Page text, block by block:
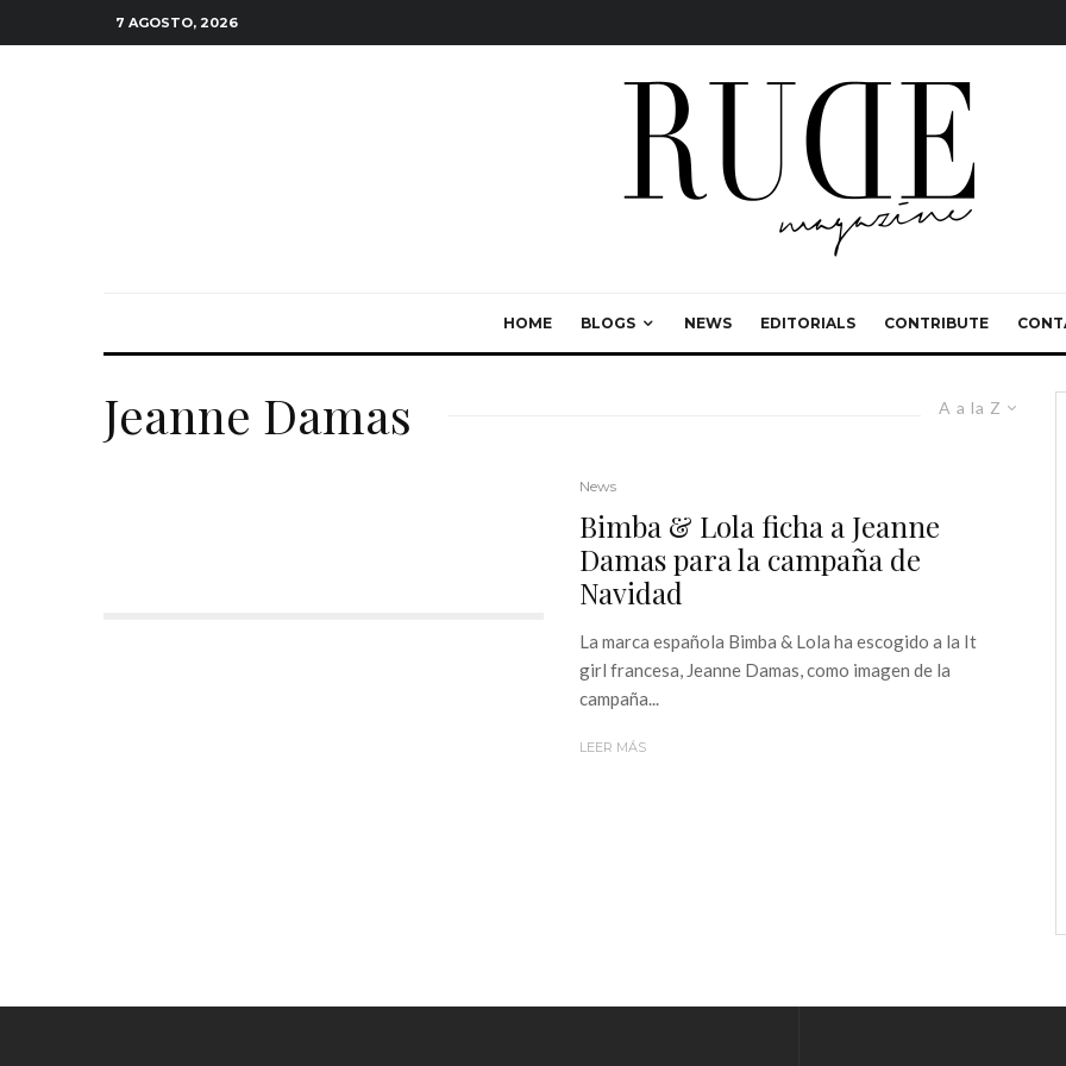
7 AGOSTO, 2026
HOME BLOGS NEWS EDITORIALS CONTRIBUTE
A a la Z
Jeanne Damas
News
Bimba & Lola ficha a Jeanne
Damas para la campaña de
Navidad
La marca española Bimba & Lola ha escogido a la It
girl francesa, Jeanne Damas, como imagen de la
campaña...
LEER MÁS